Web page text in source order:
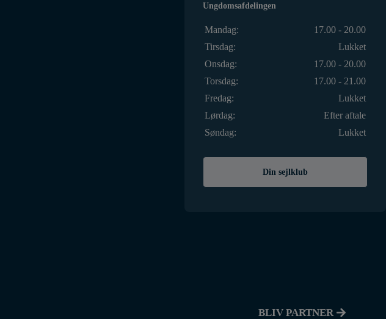
Ungdomsafdelingen
Mandag:
17.00 - 20.00
Tirsdag:
Lukket
Onsdag:
17.00 - 20.00
Torsdag:
17.00 - 21.00
Fredag:
Lukket
Lørdag:
Efter aftale
Søndag:
Lukket
Din sejlklub
BLIV PARTNER